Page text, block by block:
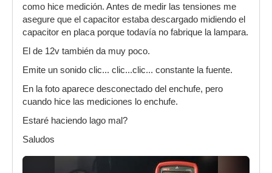
como hice medición. Antes de medir las tensiones me
asegure que el capacitor estaba descargado midiendo el
capacitor en placa porque todavía no fabrique la lampara.
El de 12v también da muy poco.
Emite un sonido clic... clic...clic... constante la fuente.
En la foto aparece desconectado del enchufe, pero
cuando hice las mediciones lo enchufe.
Estaré haciendo lago mal?
Saludos